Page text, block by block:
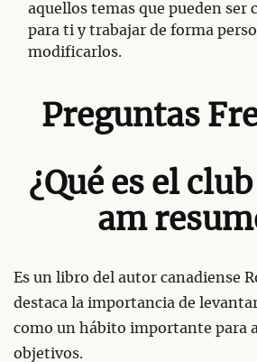
aquellos temas que pueden ser
para ti y trabajar de forma
modificarlos.
Preguntas
¿Qué es el
am
Es un libro del autor canadiense
destaca la importancia de
como un hábito importante para
objetivos.